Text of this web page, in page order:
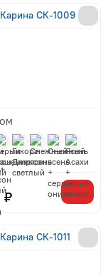
СК-1009
₽
СК-1011